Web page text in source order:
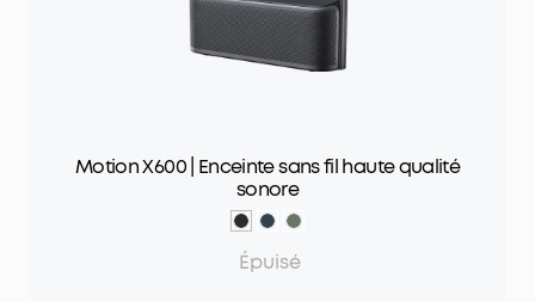
Motion X600 | Enceinte sans fil haute qualité
sonore
Épuisé